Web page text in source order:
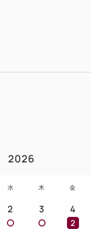
2026
水 木 金
2 3 4
2